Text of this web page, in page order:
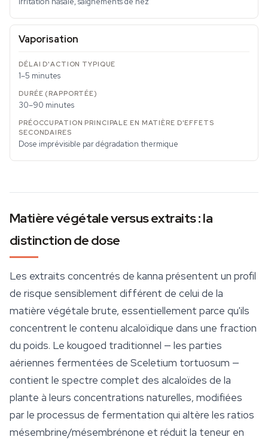
Vaporisation
1–5 minutes
30–90 minutes
Dose imprévisible par dégradation thermique
Matière végétale versus extraits : la
distinction de dose
Les extraits concentrés de kanna présentent un profil
de risque sensiblement différent de celui de la
matière végétale brute, essentiellement parce qu'ils
concentrent le contenu alcaloïdique dans une fraction
du poids. Le kougoed traditionnel — les parties
aériennes fermentées de Sceletium tortuosum —
contient le spectre complet des alcaloïdes de la
plante à leurs concentrations naturelles, modifiées
par le processus de fermentation qui altère les ratios
mésembrine/mésembrénone et réduit la teneur en